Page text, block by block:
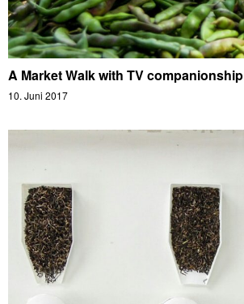
A Market Walk with TV companionship
10. Juni 2017